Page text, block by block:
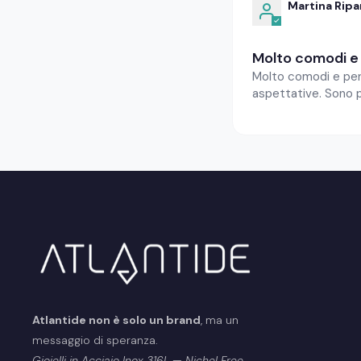
Martina
Molto comodi
Molto comodi e
aspettative. Sono
Atlantide non è solo un brand, ma un
messaggio di speranza.